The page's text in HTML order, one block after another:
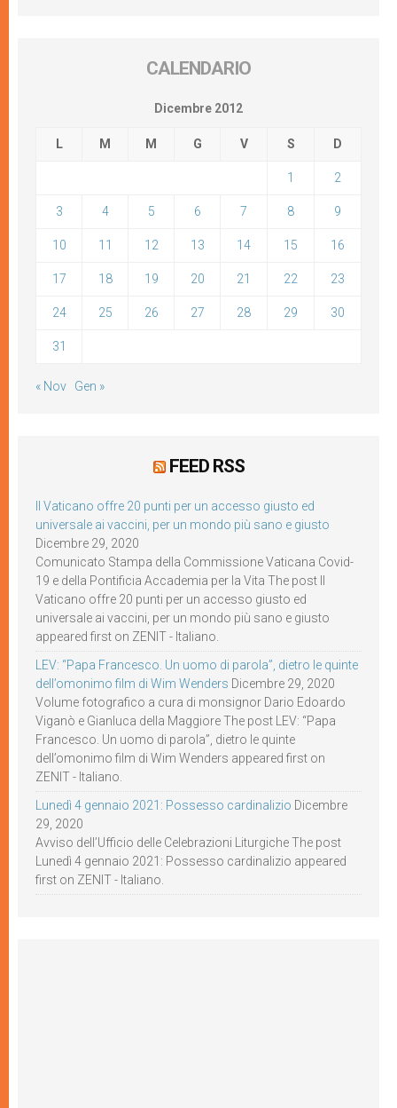
CALENDARIO
Dicembre 2012
L M M G V S D
1 2
3 4 5 6 7 8 9
10 11 12 13 14 15 16
17 18 19 20 21 22 23
24 25 26 27 28 29 30
31
« Nov Gen »
FEED RSS
Il Vaticano offre 20 punti per un accesso giusto ed
universale ai vaccini, per un mondo più sano e giusto
Dicembre 29, 2020
Comunicato Stampa della Commissione Vaticana Covid-
19 e della Pontificia Accademia per la Vita The post Il
Vaticano offre 20 punti per un accesso giusto ed
universale ai vaccini, per un mondo più sano e giusto
appeared first on ZENIT - Italiano.
LEV: “Papa Francesco. Un uomo di parola”, dietro le quinte
dell’omonimo film di Wim Wenders Dicembre 29, 2020
Volume fotografico a cura di monsignor Dario Edoardo
Viganò e Gianluca della Maggiore The post LEV: “Papa
Francesco. Un uomo di parola”, dietro le quinte
dell’omonimo film di Wim Wenders appeared first on
ZENIT - Italiano.
Lunedì 4 gennaio 2021: Possesso cardinalizio Dicembre
29, 2020
Avviso dell’Ufficio delle Celebrazioni Liturgiche The post
Lunedì 4 gennaio 2021: Possesso cardinalizio appeared
first on ZENIT - Italiano.